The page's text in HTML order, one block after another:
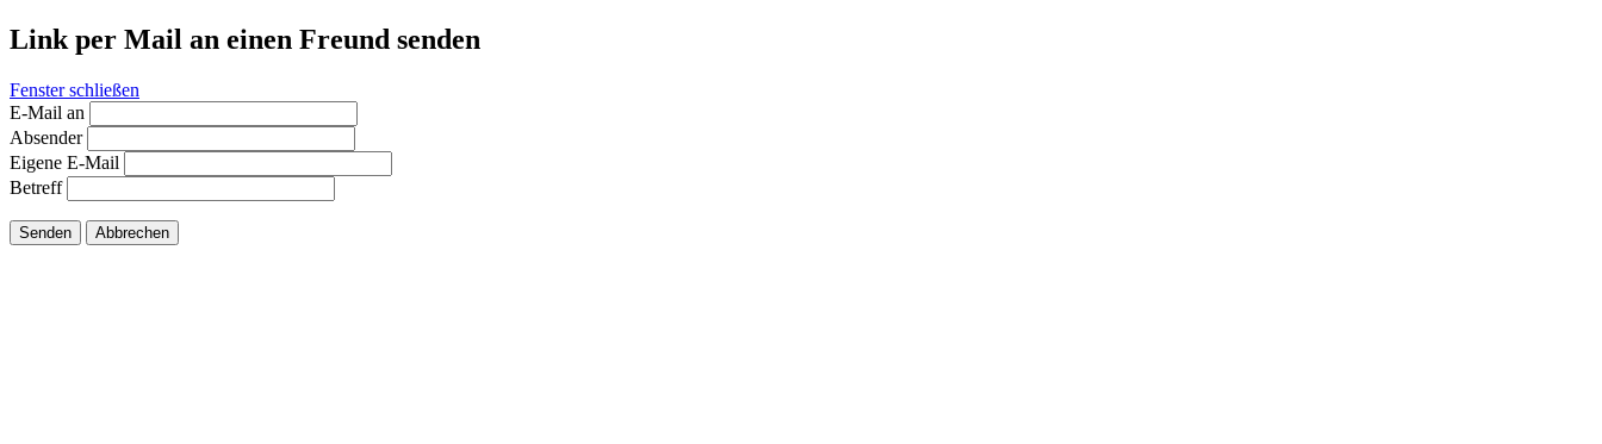
Link per Mail an einen Freund senden
Fenster schließen
E-Mail an
Absender
Eigene E-Mail
Betreff
Senden Abbrechen